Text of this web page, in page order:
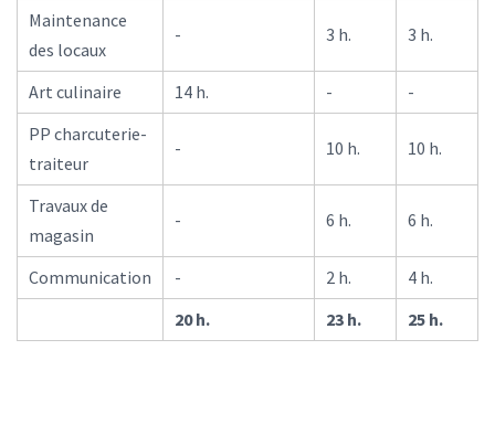
Maintenance
des locaux
- 3 h. 3 h.
Art culinaire 14 h. -
-
PP charcuterie-
traiteur
- 10 h. 10 h.
Travaux de
magasin
- 6 h. 6 h.
Communication - 2 h.
4 h.
20 h.
23 h. 25 h.